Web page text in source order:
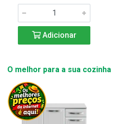
Adicionar
O melhor para a sua cozinha